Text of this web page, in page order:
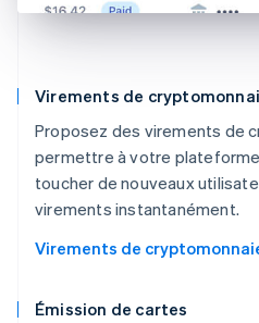
Virements de
Proposez des virements de
permettre à votre
toucher de nouveaux
virements instantanément.
Virements de
Émission de cartes